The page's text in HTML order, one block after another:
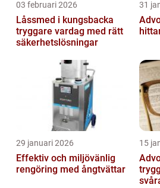
03 februari 2026
Låssmed i kungsbacka
tryggare vardag med rätt
säkerhetslösningar
31
29 januari 2026
Effektiv och miljövänlig
rengöring med ångtvättar
15